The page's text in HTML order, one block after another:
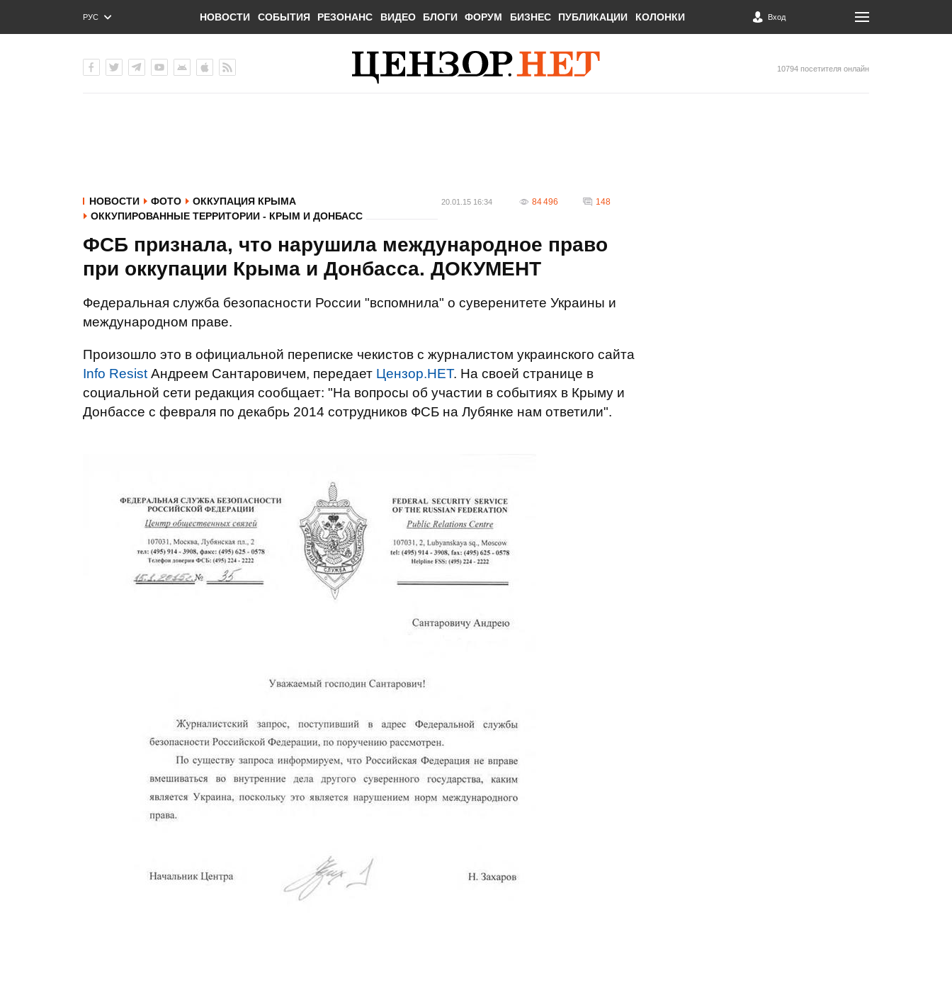
РУС
ENG
НОВОСТИ СОБЫТИЯ РЕЗОНАНС ВИДЕО БЛОГИ ФОРУМ БИЗНЕС ПУБЛИКАЦИИ КОЛОНКИ Вход
10794 посетителя онлайн
НОВОСТИ ФОТО
ОККУПАЦИЯ КРЫМА
ОККУПИРОВАННЫЕ ТЕРРИТОРИИ - КРЫМ И ДОНБАСС
20.01.15 16:34 84 496 148
ФСБ признала, что нарушила международное право
при оккупации Крыма и Донбасса. ДОКУМЕНТ
Федеральная служба безопасности России "вспомнила" о суверенитете Украины и
международном праве.
Произошло это в официальной переписке чекистов с журналистом украинского сайта
Info Resist Андреем Сантаровичем, передает Цензор.НЕТ. На своей странице в
социальной сети редакция сообщает: "На вопросы об участии в событиях в Крыму и
Донбассе с февраля по декабрь 2014 сотрудников ФСБ на Лубянке нам ответили".